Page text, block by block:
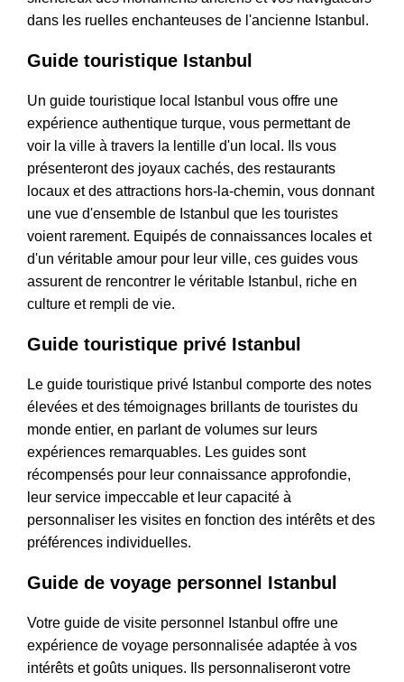
dans les ruelles enchanteuses de l'ancienne Istanbul.
Guide touristique Istanbul
Un guide touristique local Istanbul vous offre une
expérience authentique turque, vous permettant de
voir la ville à travers la lentille d'un local. Ils vous
présenteront des joyaux cachés, des restaurants
locaux et des attractions hors-la-chemin, vous donnant
une vue d'ensemble de Istanbul que les touristes
voient rarement. Equipés de connaissances locales et
d'un véritable amour pour leur ville, ces guides vous
assurent de rencontrer le véritable Istanbul, riche en
culture et rempli de vie.
Guide touristique privé Istanbul
Le guide touristique privé Istanbul comporte des notes
élevées et des témoignages brillants de touristes du
monde entier, en parlant de volumes sur leurs
expériences remarquables. Les guides sont
récompensés pour leur connaissance approfondie,
leur service impeccable et leur capacité à
personnaliser les visites en fonction des intérêts et des
préférences individuelles.
Guide de voyage personnel Istanbul
Votre guide de visite personnel Istanbul offre une
expérience de voyage personnalisée adaptée à vos
intérêts et goûts uniques. Ils personnaliseront votre